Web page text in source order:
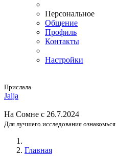
Персональное
Общение
Профиль
Контакты
Настройки
Прислала
Jalja
На Сомне с 26.7.2024
Для лучшего исследования ознакомься
Главная